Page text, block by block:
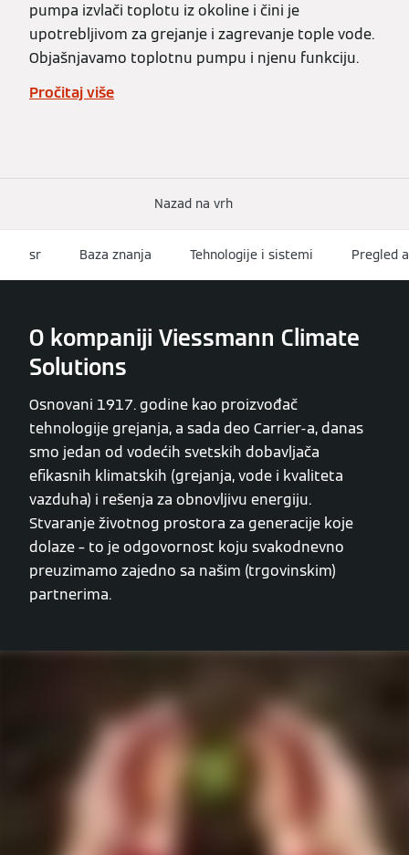
pumpa izvlači toplotu iz okoline i čini je
upotrebljivom za grejanje i zagrevanje tople vode.
Objašnjavamo toplotnu pumpu i njenu funkciju.
Pročitaj više
Nazad na vrh
sr Baza znanja Tehnologije i sistemi Pregled
O kompaniji Viessmann Climate
Solutions
Osnovani 1917. godine kao proizvođač
tehnologije grejanja, a sada deo Carrier-a, danas
smo jedan od vodećih svetskih dobavljača
efikasnih klimatskih (grejanja, vode i kvaliteta
vazduha) i rešenja za obnovljivu energiju.
Stvaranje životnog prostora za generacije koje
dolaze – to je odgovornost koju svakodnevno
preuzimamo zajedno sa našim (trgovinskim)
partnerima.